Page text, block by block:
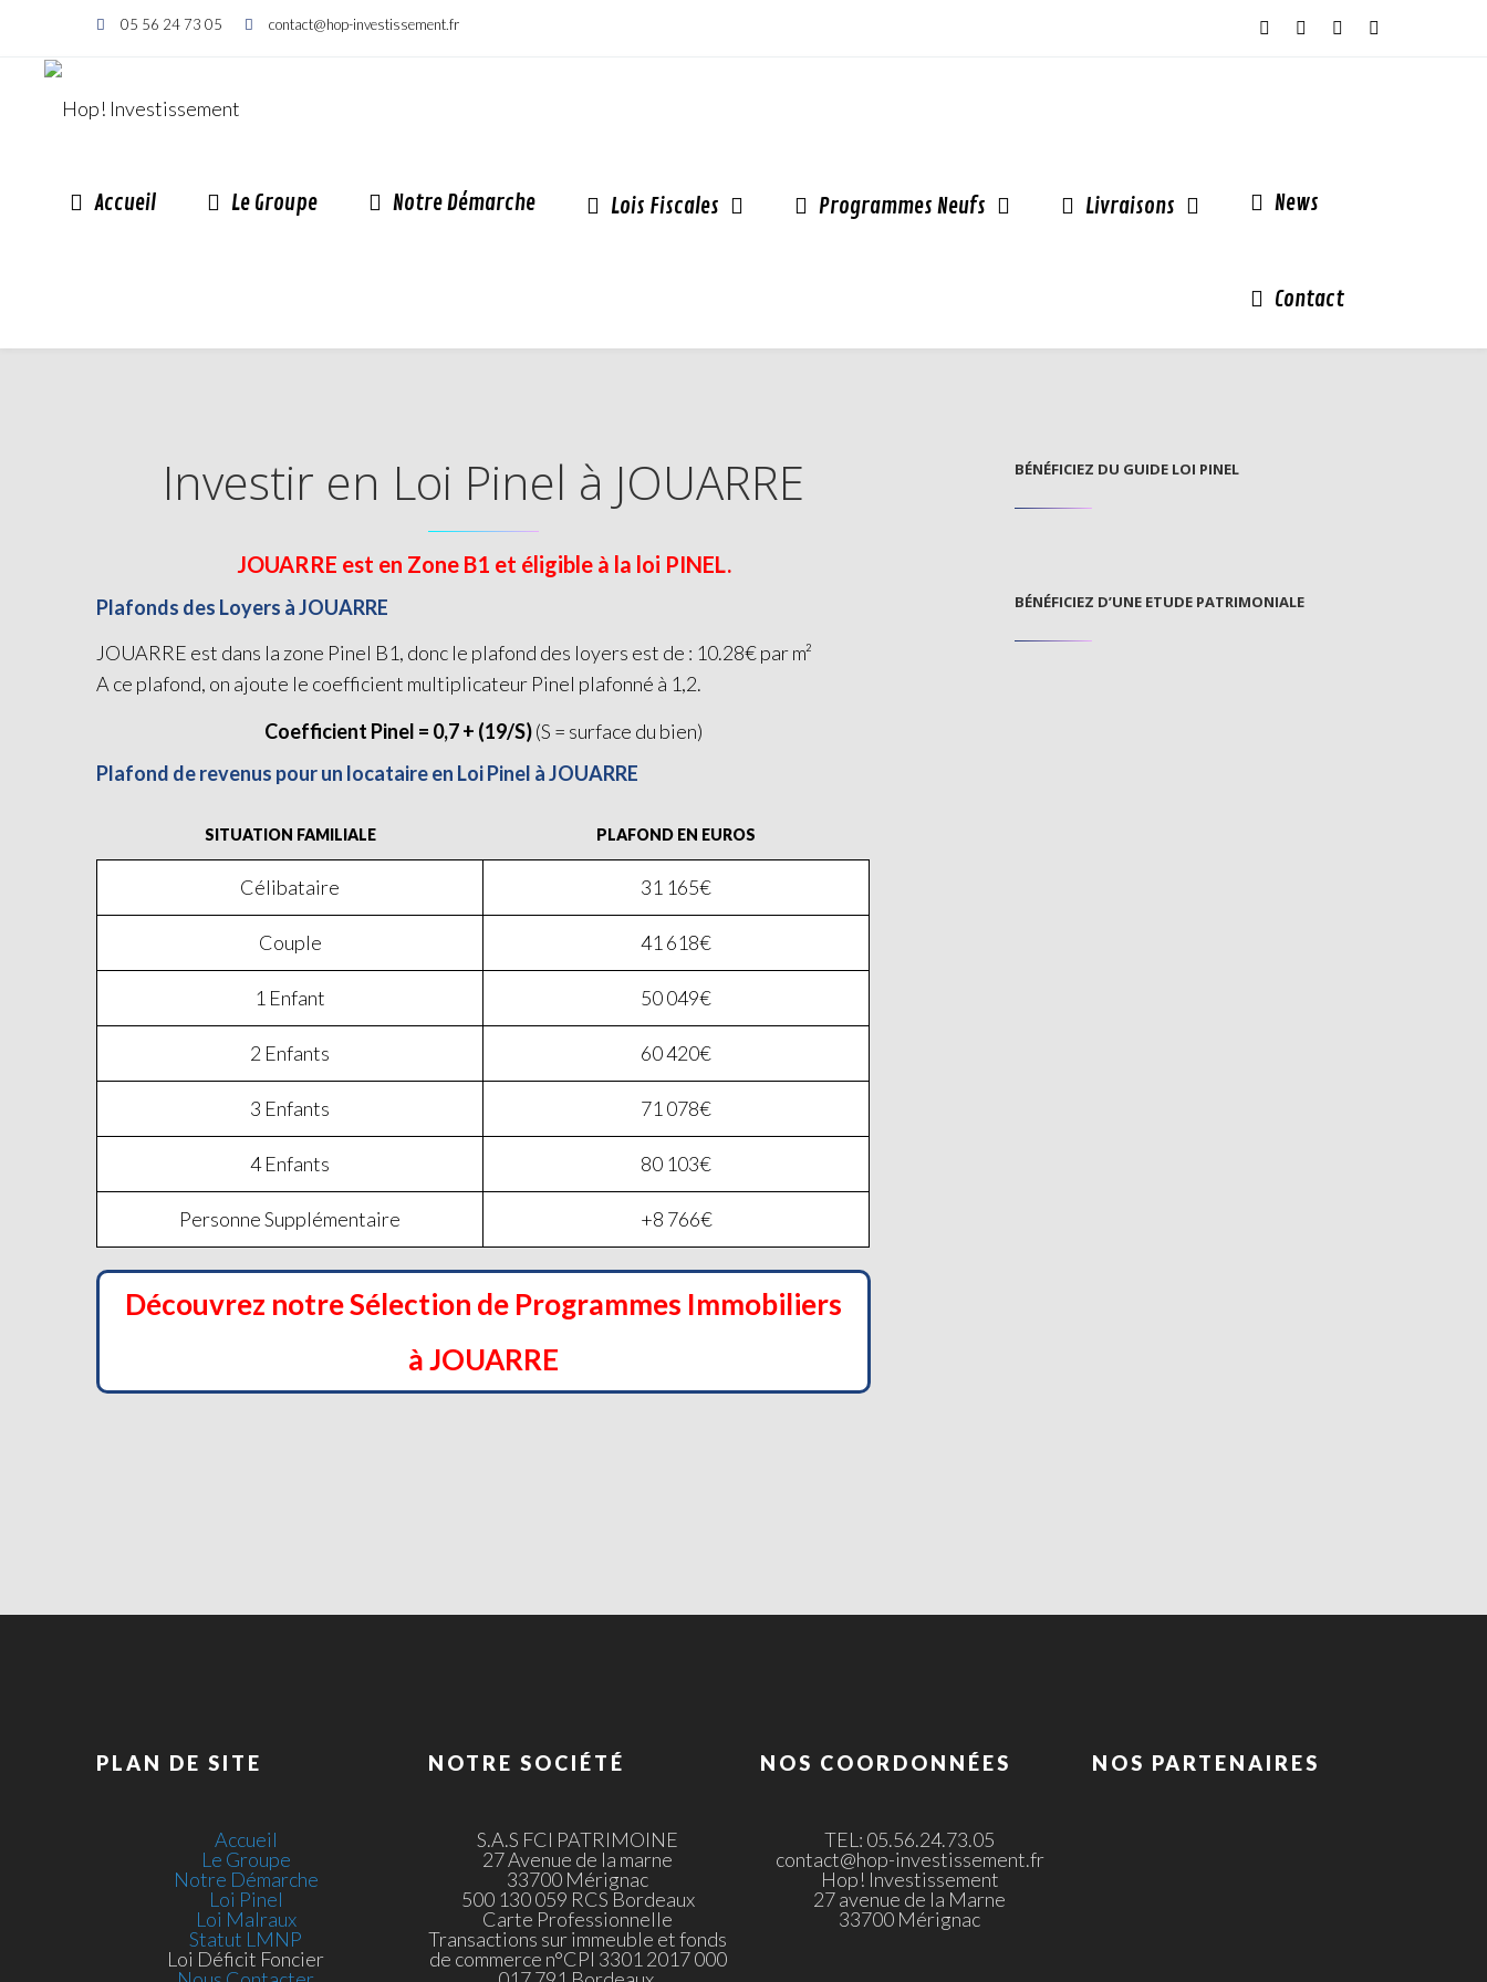
05 56 24 73 05 contact@hop-investissement.fr
Accueil Le Groupe Notre Démarche Lois Fiscales Programmes Neufs Livraisons News
Contact
Investir en Loi Pinel à JOUARRE
JOUARRE est en Zone B1 et éligible à la loi PINEL.
Plafonds des Loyers à JOUARRE
JOUARRE est dans la zone Pinel B1, donc le plafond des loyers est de : 10.28€ par m²
A ce plafond, on ajoute le coefficient multiplicateur Pinel plafonné à 1,2.
Coefficient Pinel = 0,7 + (19/S)(S = surface du bien)
Plafond de revenus pour un locataire en Loi Pinel à JOUARRE
SITUATION FAMILIALE
Célibataire
Couple
1 Enfant
2 Enfants
3 Enfants
4 Enfants
Personne Supplémentaire
PLAFOND EN EUROS
31 165€
41 618€
50 049€
60 420€
71 078€
80 103€
+8 766€
Découvrez notre Sélection de Programmes Immobiliers
à JOUARRE
BÉNÉFICIEZ DU GUIDE LOI PINEL
BÉNÉFICIEZ D’UNE ETUDE PATRIMONIALE
PLAN DE SITE
Accueil
Le Groupe
Notre Démarche
Loi Pinel
Loi Malraux
Statut LMNP
Loi Déficit Foncier
NOTRE SOCIÉTÉ
S.A.S FCI PATRIMOINE
27 Avenue de la marne
33700 Mérignac
500 130 059 RCS Bordeaux
Carte Professionnelle
Transactions sur immeuble et fonds
de commerce n°CPI 3301 2017 000
NOS COORDONNÉES
TEL: 05.56.24.73.05
contact@hop-investissement.fr
Hop! Investissement
27 avenue de la Marne
33700 Mérignac
NOS PARTENAIRES